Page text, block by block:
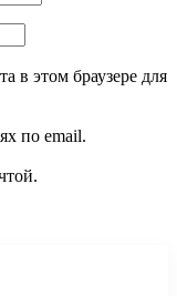
в этом браузере для
по email.